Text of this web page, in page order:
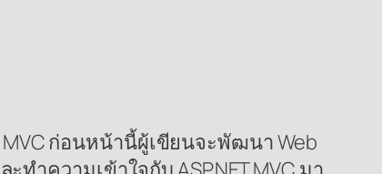
ก่อนหน้านี้ผู้เขียนจะพัฒนา Web